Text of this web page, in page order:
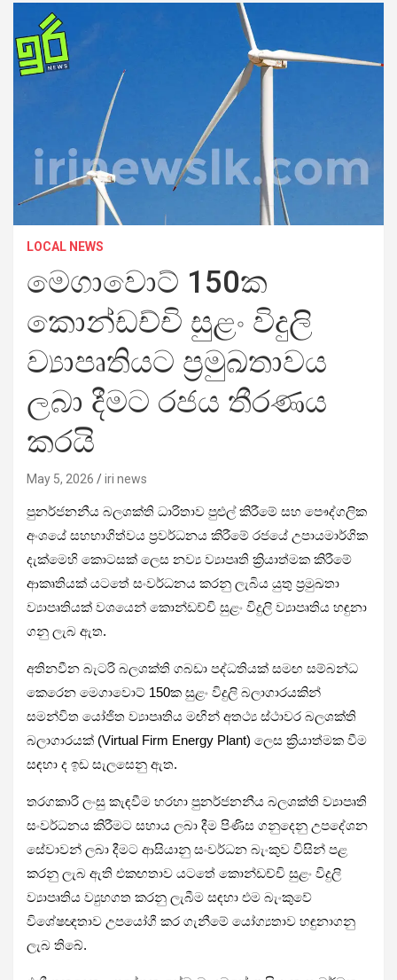
LOCAL NEWS
මෙගාවොට් 150ක
කොන්ඩච්චි සුළං විදුලි
ව්‍යාපෘතියට ප්‍රමුඛතාවය
ලබා දීමට රජය තීරණය
කරයි
May 5, 2026 iri news
පුනර්ජනනීය බලශක්ති ධාරිතාව පුළුල් කිරීමේ සහ පෞද්ගලික
අංශයේ සහභාගිත්වය ප්‍රවර්ධනය කිරීමේ රජයේ උපායමාර්ගික
දැක්මෙහි කොටසක් ලෙස නව්‍ය ව්‍යාපෘති ක්‍රියාත්මක කිරීමේ
ආකෘතියක් යටතේ සංවර්ධනය කරනු ලැබිය යුතු ප්‍රමුඛතා
ව්‍යාපෘතියක් වශයෙන් කොන්ඩච්චි සුළං විදුලි ව්‍යාපෘතිය හඳුනා
ගනු ලැබ ඇත.
අතිනවීන බැටරි බලශක්ති ගබඩා පද්ධතියක් සමඟ සම්බන්ධ
කෙරෙන මෙගාවොට් 150ක සුළං විදුලි බලාගාරයකින්
සමන්විත යෝජිත ව්‍යාපෘතිය මඟින් අතථ්‍ය ස්ථාවර බලශක්ති
බලාගාරයක් (Virtual Firm Energy Plant) ලෙස ක්‍රියාත්මක වීම
සඳහා ද ඉඩ සැලසෙනු ඇත.
තරගකාරි ලංසු කැඳවීම හරහා පුනර්ජනනීය බලශක්ති ව්‍යාපෘති
සංවර්ධනය කිරීමට සහාය ලබා දීම පිණිස ගනුදෙනු උපදේශන
සේවාවන් ලබා දීමට ආසියානු සංවර්ධන බැංකුව විසින් පළ
කරනු ලැබ ඇති එකඟතාව යටතේ කොන්ඩච්චි සුළං විදුලි
ව්‍යාපෘතිය ව්‍යුහගත කරනු ලැබීම සඳහා එම බැංකුවේ
විශේෂඥතාව උපයෝගී කර ගැනීමේ යෝග්‍යතාව හඳුනාගනු
ලැබ තිබේ.